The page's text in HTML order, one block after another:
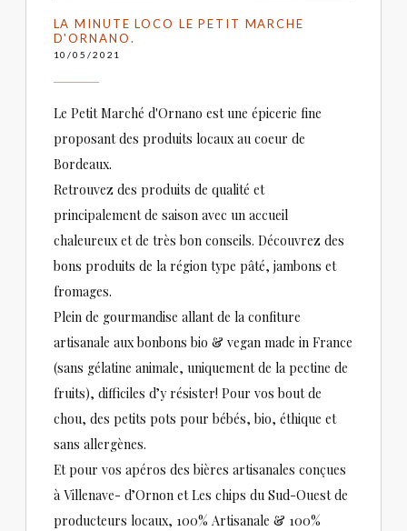
LA MINUTE LOCO LE PETIT MARCHE
D'ORNANO.
10/05/2021
Le Petit Marché d'Ornano est une épicerie fine
proposant des produits locaux au coeur de
Bordeaux.
Retrouvez des produits de qualité et
principalement de saison avec un accueil
chaleureux et de très bon conseils. Découvrez des
bons produits de la région type pâté, jambons et
fromages.
Plein de gourmandise allant de la confiture
artisanale aux bonbons bio & vegan made in France
(sans gélatine animale, uniquement de la pectine de
fruits), difficiles d’y résister! Pour vos bout de
chou, des petits pots pour bébés, bio, éthique et
sans allergènes.
Et pour vos apéros des bières artisanales conçues
à Villenave- d’Ornon et Les chips du Sud-Ouest de
producteurs locaux, 100% Artisanale & 100%